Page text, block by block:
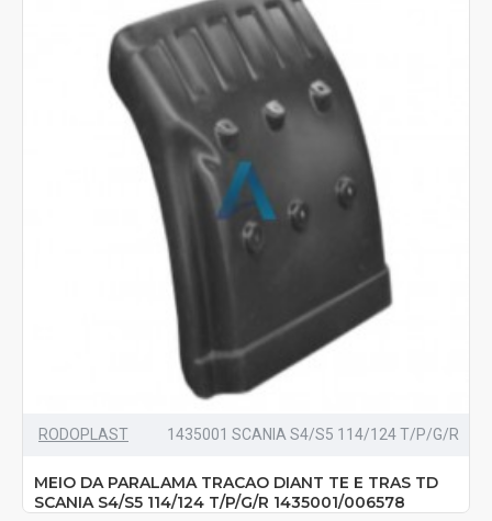
RODOPLAST 1435001 SCANIA S4/S5 114/124 T/P/G/R
MEIO DA PARALAMA TRACAO DIANT TE E TRAS TD
SCANIA S4/S5 114/124 T/P/G/R 1435001/006578